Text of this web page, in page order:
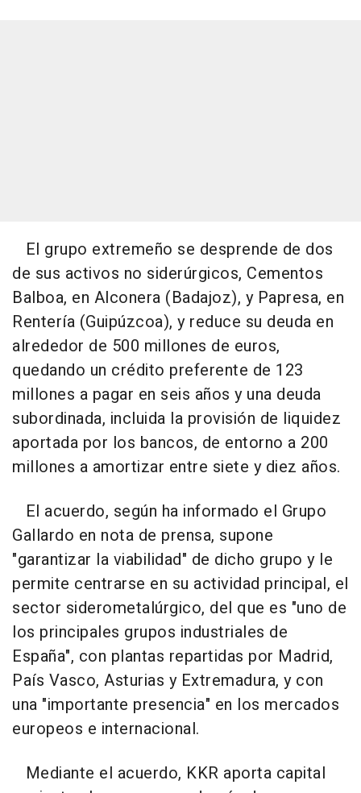
El grupo extremeño se desprende de dos
de sus activos no siderúrgicos, Cementos
Balboa, en Alconera (Badajoz), y Papresa, en
Rentería (Guipúzcoa), y reduce su deuda en
alrededor de 500 millones de euros,
quedando un crédito preferente de 123
millones a pagar en seis años y una deuda
subordinada, incluida la provisión de liquidez
aportada por los bancos, de entorno a 200
millones a amortizar entre siete y diez años.
El acuerdo, según ha informado el Grupo
Gallardo en nota de prensa, supone
"garantizar la viabilidad" de dicho grupo y le
permite centrarse en su actividad principal, el
sector siderometalúrgico, del que es "uno de
los principales grupos industriales de
España", con plantas repartidas por Madrid,
País Vasco, Asturias y Extremadura, y con
una "importante presencia" en los mercados
europeos e internacional.
Mediante el acuerdo, KKR aporta capital